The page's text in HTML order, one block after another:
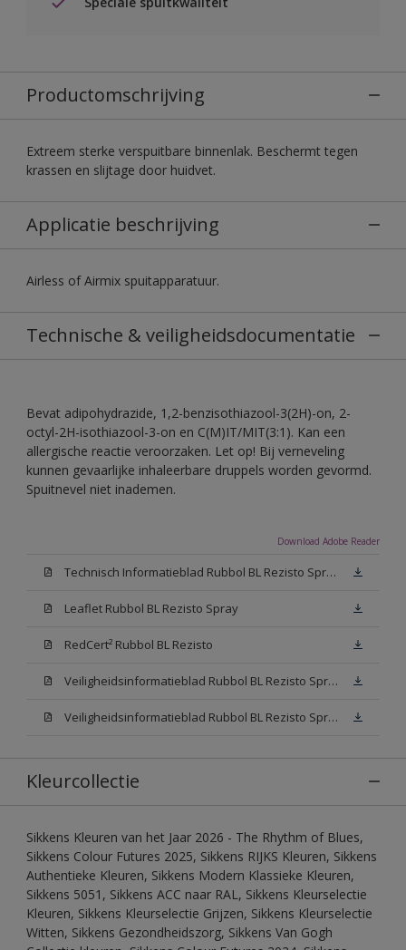
Productomschrijving
Extreem sterke verspuitbare binnenlak. Beschermt tegen
krassen en slijtage door huidvet.
Applicatie beschrijving
Airless of Airmix spuitapparatuur.
Technische & veiligheidsdocumentatie
Bevat adipohydrazide, 1,2-benzisothiazool-3(2H)-on, 2-
octyl-2H-isothiazool-3-on en C(M)IT/MIT(3:1). Kan een
allergische reactie veroorzaken. Let op! Bij verneveling
kunnen gevaarlijke inhaleerbare druppels worden gevormd.
Spuitnevel niet inademen.
Download Adobe Reader
Technisch Informatieblad Rubbol BL Rezisto Spray (PDF)
Leaflet Rubbol BL Rezisto Spray
RedCert² Rubbol BL Rezisto
Veiligheidsinformatieblad Rubbol BL Rezisto Spray W05 (MSDS)
Veiligheidsinformatieblad Rubbol BL Rezisto Spray N00 (MSDS)
Kleurcollectie
Sikkens Kleuren van het Jaar 2026 - The Rhythm of Blues,
Sikkens Colour Futures 2025, Sikkens RIJKS Kleuren, Sikkens
Authentieke Kleuren, Sikkens Modern Klassieke Kleuren,
Sikkens 5051, Sikkens ACC naar RAL, Sikkens Kleurselectie
Kleuren, Sikkens Kleurselectie Grijzen, Sikkens Kleurselectie
Witten, Sikkens Gezondheidszorg, Sikkens Van Gogh